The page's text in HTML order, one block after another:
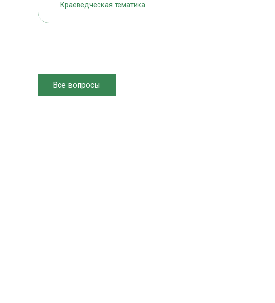
Краеведческая тематика
Все вопросы